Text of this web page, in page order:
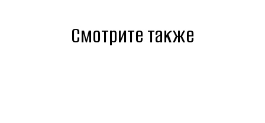
Смотрите также